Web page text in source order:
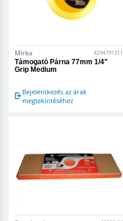
Mirka 8294791311
Támogató Párna 77mm 1/4"
Grip Medium
Bejelentkezés az árak
megtekintéséhez